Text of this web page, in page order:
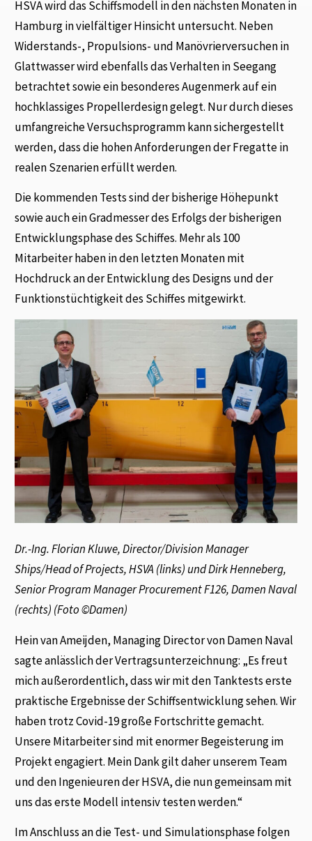
HSVA wird das Schiffsmodell in den nächsten Monaten in
Hamburg in vielfältiger Hinsicht untersucht. Neben
Widerstands-, Propulsions- und Manövrierversuchen in
Glattwasser wird ebenfalls das Verhalten in Seegang
betrachtet sowie ein besonderes Augenmerk auf ein
hochklassiges Propellerdesign gelegt. Nur durch dieses
umfangreiche Versuchsprogramm kann sichergestellt
werden, dass die hohen Anforderungen der Fregatte in
realen Szenarien erfüllt werden.
Die kommenden Tests sind der bisherige Höhepunkt
sowie auch ein Gradmesser des Erfolgs der bisherigen
Entwicklungsphase des Schiffes. Mehr als 100
Mitarbeiter haben in den letzten Monaten mit
Hochdruck an der Entwicklung des Designs und der
Funktionstüchtigkeit des Schiffes mitgewirkt.
Dr.-Ing. Florian Kluwe, Director/Division Manager
Ships/Head of Projects, HSVA (links) und Dirk Henneberg,
Senior Program Manager Procurement F126, Damen Naval
(rechts) (Foto©Damen)
Hein van Ameijden, Managing Director von Damen Naval
sagte anlässlich der Vertragsunterzeichnung: „Es freut
mich außerordentlich, dass wir mit den Tanktests erste
praktische Ergebnisse der Schiffsentwicklung sehen. Wir
haben trotz Covid-19 große Fortschritte gemacht.
Unsere Mitarbeiter sind mit enormer Begeisterung im
Projekt engagiert. Mein Dank gilt daher unserem Team
und den Ingenieuren der HSVA, die nun gemeinsam mit
uns das erste Modell intensiv testen werden.“
Im Anschluss an die Test- und Simulationsphase folgen